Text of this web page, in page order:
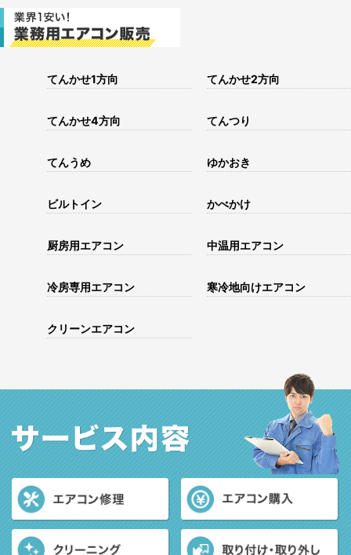
てんかせ1方向 てんかせ2方向
てんかせ4方向 てんつり
てんうめ ゆかおき
ビルトイン かべかけ
厨房用エアコン 中温用エアコン
冷房専用エアコン 寒冷地向けエアコン
クリーンエアコン